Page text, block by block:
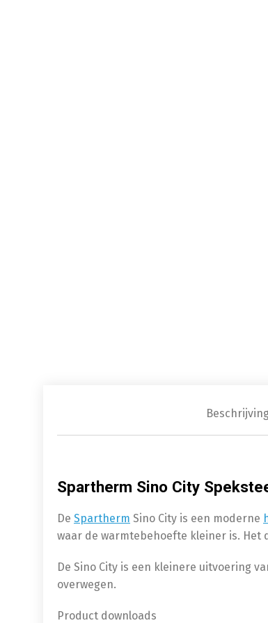
Spartherm Sino City
De Spartherm Sino City is een moderne
waar de warmtebehoefte kleiner is.
De Sino City is een kleinere uitvoering
overwegen.
Product downloads